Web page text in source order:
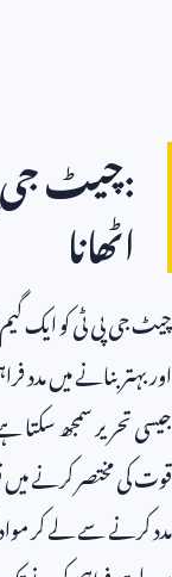
:چیٹ جی
اٹھانا
چیٹ جی پی ٹی کو ایک
اور بہتر بنانے میں
جیسی تحریر سمجھ
قوت کی مختصر کرنے
مدد کرنے سے لے کر مواد